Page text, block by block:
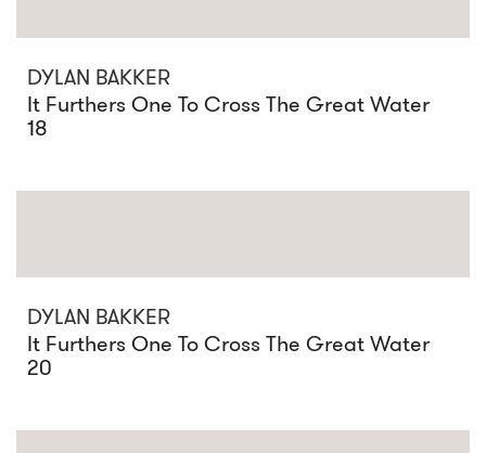
DYLAN BAKKER
It Furthers One To Cross The Great Water
18
DYLAN BAKKER
It Furthers One To Cross The Great Water
20